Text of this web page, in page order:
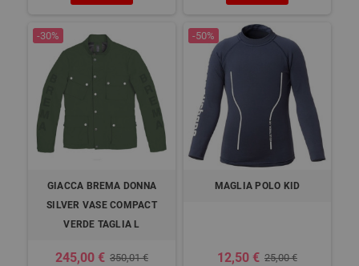
-30%
GIACCA BREMA DONNA
SILVER VASE COMPACT
VERDE TAGLIA L
245,00 € 350,01 €
-50%
MAGLIA POLO KID
12,50 € 25,00 €